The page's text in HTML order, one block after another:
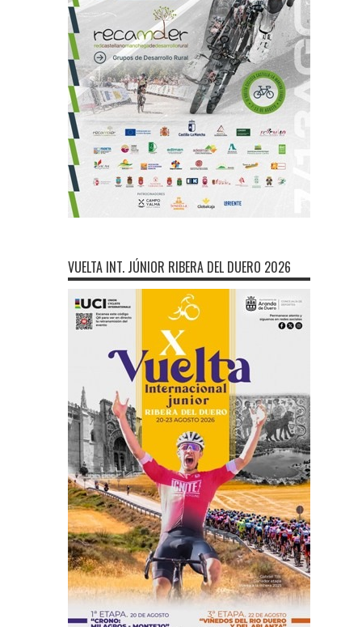
VUELTA INT. JÚNIOR RIBERA DEL DUERO 2026